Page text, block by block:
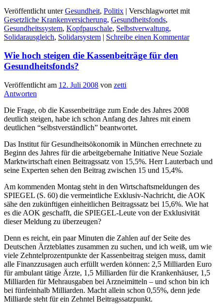
Veröffentlicht unter Gesundheit, Politix | Verschlagwortet mit
Gesetzliche Krankenversicherung, Gesundheitsfonds,
Gesundheitssystem, Kopfpauschale, Selbstverwaltung,
Solidarausgleich, Solidarsystem | Schreibe einen Kommentar
Wie hoch steigen die Kassenbeiträge für den
Gesundheitsfonds?
Veröffentlicht am 12. Juli 2008 von zetti
Antworten
Die Frage, ob die Kassenbeiträge zum Ende des Jahres 2008
deutlich steigen, habe ich schon Anfang des Jahres mit einem
deutlichen “selbstverständlich” beantwortet.
Das Institut für Gesundheitsökonomik in München errechnete zu
Beginn des Jahres für die arbeitgebernahe Initiative Neue Soziale
Marktwirtschaft einen Beitragssatz von 15,5%. Herr Lauterbach und
seine Experten sehen den Beitrag zwischen 15 und 15,4%.
Am kommenden Montag steht in den Wirtschaftsmeldungen des
SPIEGEL (S. 60) die vermeintliche Exklusiv-Nachricht, die AOK
sähe den zukünftigen einheitlichen Beitragssatz bei 15,6%. Wie hat
es die AOK geschafft, die SPIEGEL-Leute von der Exklusivität
dieser Meldung zu überzeugen?
Denn es reicht, ein paar Minuten die Zahlen auf der Seite des
Deutschen Ärzteblattes zusammen zu suchen, und ich weiß, um wie
viele Zehntelprozentpunkte der Kassenbeitrag steigen muss, damit
alle Finanzzusagen auch erfüllt werden können: 2,5 Milliarden Euro
für ambulant tätige Ärzte, 1,5 Milliarden für die Krankenhäuser, 1,5
Milliarden für Mehrausgaben bei Arzneimitteln – und schon bin ich
bei fünfeinhalb Milliarden. Macht allein schon 0,55%, denn jede
Milliarde steht für ein Zehntel Beitragssatzpunkt.